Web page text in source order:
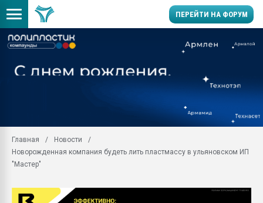
ПЕРЕЙТИ НА ФОРУМ
заводу пластмасс"
Главная
Новости
Новорожденная компания будеть лить пластмассу в ульяновском ИП
"Мастер"